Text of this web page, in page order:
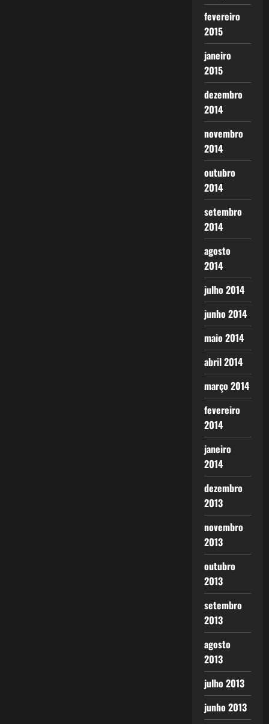
fevereiro
2015
janeiro
2015
dezembro
2014
novembro
2014
outubro
2014
setembro
2014
agosto
2014
julho 2014
junho 2014
maio 2014
abril 2014
março 2014
fevereiro
2014
janeiro
2014
dezembro
2013
novembro
2013
outubro
2013
setembro
2013
agosto
2013
julho 2013
junho 2013